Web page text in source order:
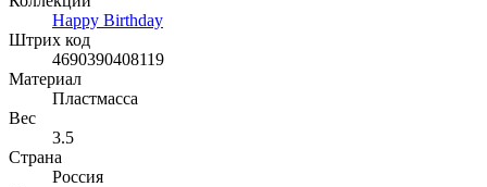
Happy Birthday
Штрих код
4690390408119
Материал
Пластмасса
Вес
3.5
Страна
Россия